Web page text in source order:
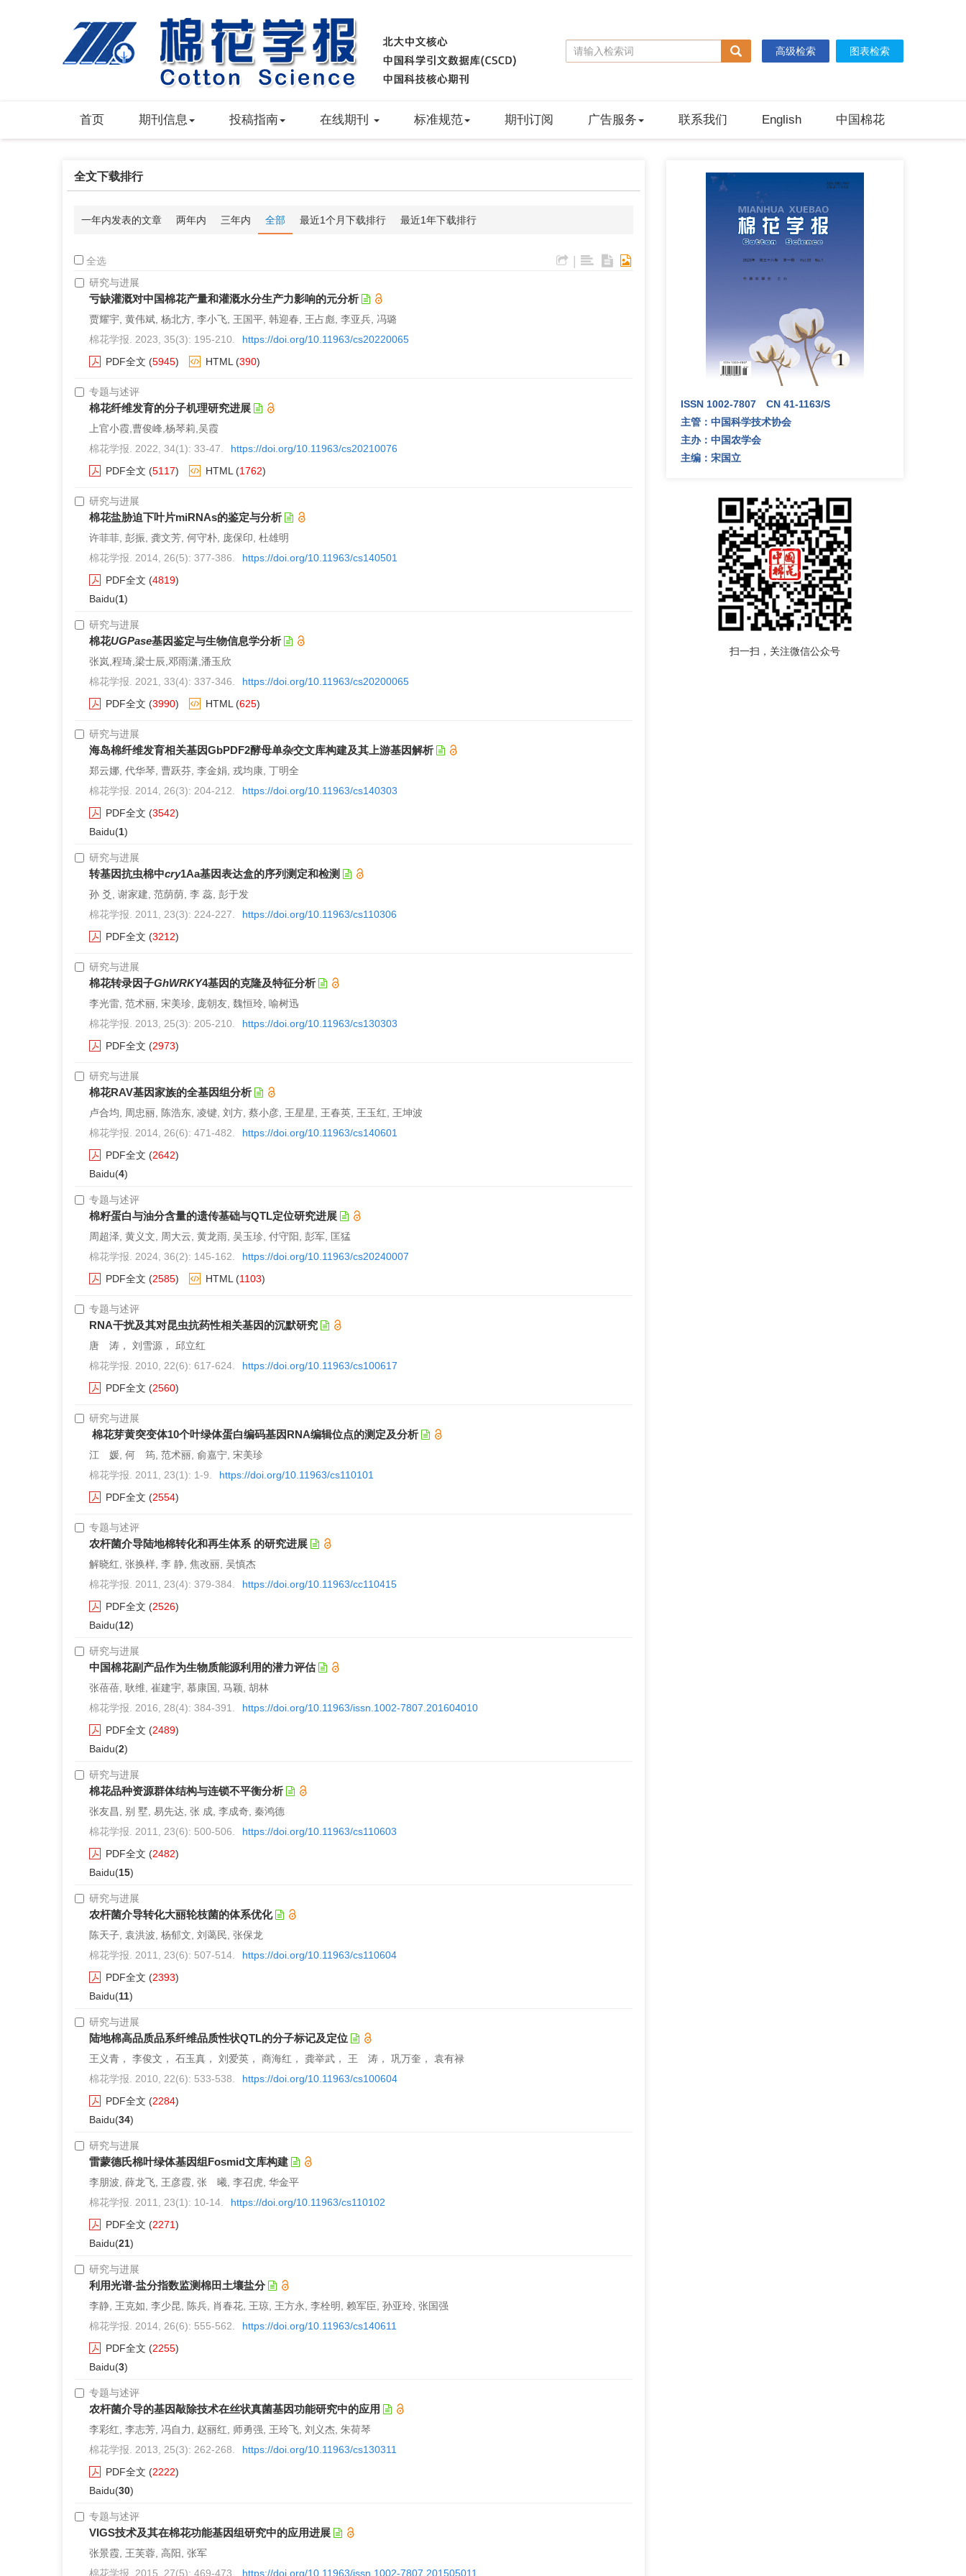
图表检索
高级检索
首页 期刊信息 投稿指南 在线期刊 标准规范 期刊订阅 广告服务 联系我们 English 中国棉花
全文下载排行
一年内发表的文章 两年内 三年内 全部 最近1个月下载排行 最近1年下载排行
全选
研究与进展
亏缺灌溉对中国棉花产量和灌溉水分生产力影响的元分析
贾耀宇, 黄伟斌, 杨北方, 李小飞, 王国平, 韩迎春, 王占彪, 李亚兵, 冯璐
棉花学报. 2023, 35(3): 195-210.
https://doi.org/10.11963/cs20220065
PDF全文 (5945) HTML (390)
专题与述评
棉花纤维发育的分子机理研究进展
上官小霞,曹俊峰,杨琴莉,吴霞
棉花学报. 2022, 34(1): 33-47.
https://doi.org/10.11963/cs20210076
PDF全文 (5117) HTML (1762)
研究与进展
棉花盐胁迫下叶片miRNAs的鉴定与分析
许菲菲, 彭振, 龚文芳, 何守朴, 庞保印, 杜雄明
棉花学报. 2014, 26(5): 377-386.
https://doi.org/10.11963/cs140501
PDF全文 (4819)
Baidu(1)
研究与进展
棉花UGPase基因鉴定与生物信息学分析
张岚,程琦,梁士辰,邓雨潇,潘玉欣
棉花学报. 2021, 33(4): 337-346.
https://doi.org/10.11963/cs20200065
PDF全文 (3990) HTML (625)
研究与进展
海岛棉纤维发育相关基因GbPDF2酵母单杂交文库构建及其上游基因解析
郑云娜, 代华琴, 曹跃芬, 李金娟, 戎均康, 丁明全
棉花学报. 2014, 26(3): 204-212.
https://doi.org/10.11963/cs140303
PDF全文 (3542)
Baidu(1)
研究与进展
转基因抗虫棉中cry1Aa基因表达盒的序列测定和检测
孙 爻, 谢家建, 范荫荫, 李 蕊, 彭于发
棉花学报. 2011, 23(3): 224-227.
https://doi.org/10.11963/cs110306
PDF全文 (3212)
研究与进展
棉花转录因子GhWRKY4基因的克隆及特征分析
李光雷, 范术丽, 宋美珍, 庞朝友, 魏恒玲, 喻树迅
棉花学报. 2013, 25(3): 205-210.
https://doi.org/10.11963/cs130303
PDF全文 (2973)
研究与进展
棉花RAV基因家族的全基因组分析
卢合均, 周忠丽, 陈浩东, 凌键, 刘方, 蔡小彦, 王星星, 王春英, 王玉红, 王坤波
棉花学报. 2014, 26(6): 471-482.
https://doi.org/10.11963/cs140601
PDF全文 (2642)
Baidu(4)
专题与述评
棉籽蛋白与油分含量的遗传基础与QTL定位研究进展
周超泽, 黄义文, 周大云, 黄龙雨, 吴玉珍, 付守阳, 彭军, 匡猛
棉花学报. 2024, 36(2): 145-162.
https://doi.org/10.11963/cs20240007
PDF全文 (2585) HTML (1103)
专题与述评
RNA干扰及其对昆虫抗药性相关基因的沉默研究
唐 涛， 刘雪源， 邱立红
棉花学报. 2010, 22(6): 617-624.
https://doi.org/10.11963/cs100617
PDF全文 (2560)
研究与进展
棉花芽黄突变体10个叶绿体蛋白编码基因RNA编辑位点的测定及分析
江 媛, 何 筠, 范术丽, 俞嘉宁, 宋美珍
棉花学报. 2011, 23(1): 1-9.
https://doi.org/10.11963/cs110101
PDF全文 (2554)
专题与述评
农杆菌介导陆地棉转化和再生体系 的研究进展
解晓红, 张换样, 李 静, 焦改丽, 吴慎杰
棉花学报. 2011, 23(4): 379-384.
https://doi.org/10.11963/cc110415
PDF全文 (2526)
Baidu(12)
研究与进展
中国棉花副产品作为生物质能源利用的潜力评估
张蓓蓓, 耿维, 崔建宇, 慕康国, 马颖, 胡林
棉花学报. 2016, 28(4): 384-391.
https://doi.org/10.11963/issn.1002-7807.201604010
PDF全文 (2489)
Baidu(2)
研究与进展
棉花品种资源群体结构与连锁不平衡分析
张友昌, 别 墅, 易先达, 张 成, 李成奇, 秦鸿德
棉花学报. 2011, 23(6): 500-506.
https://doi.org/10.11963/cs110603
PDF全文 (2482)
Baidu(15)
研究与进展
农杆菌介导转化大丽轮枝菌的体系优化
陈天子, 袁洪波, 杨郁文, 刘蔼民, 张保龙
棉花学报. 2011, 23(6): 507-514.
https://doi.org/10.11963/cs110604
PDF全文 (2393)
Baidu(11)
研究与进展
陆地棉高品质品系纤维品质性状QTL的分子标记及定位
王义青， 李俊文， 石玉真， 刘爱英， 商海红， 龚举武， 王 涛， 巩万奎， 袁有禄
棉花学报. 2010, 22(6): 533-538.
https://doi.org/10.11963/cs100604
PDF全文 (2284)
Baidu(34)
研究与进展
雷蒙德氏棉叶绿体基因组Fosmid文库构建
李朋波, 薛龙飞, 王彦霞, 张 曦, 李召虎, 华金平
棉花学报. 2011, 23(1): 10-14.
https://doi.org/10.11963/cs110102
PDF全文 (2271)
Baidu(21)
研究与进展
利用光谱-盐分指数监测棉田土壤盐分
李静, 王克如, 李少昆, 陈兵, 肖春花, 王琼, 王方永, 李栓明, 赖军臣, 孙亚玲, 张国强
棉花学报. 2014, 26(6): 555-562.
https://doi.org/10.11963/cs140611
PDF全文 (2255)
Baidu(3)
专题与述评
农杆菌介导的基因敲除技术在丝状真菌基因功能研究中的应用
李彩红, 李志芳, 冯自力, 赵丽红, 师勇强, 王玲飞, 刘义杰, 朱荷琴
棉花学报. 2013, 25(3): 262-268.
https://doi.org/10.11963/cs130311
PDF全文 (2222)
Baidu(30)
专题与述评
VIGS技术及其在棉花功能基因组研究中的应用进展
张景霞, 王芙蓉, 高阳, 张军
棉花学报. 2015, 27(5): 469-473.
https://doi.org/10.11963/issn.1002-7807.201505011
ISSN 1002-7807 CN 41-1163/S
主管：中国科学技术协会
主办：中国农学会
主编：宋国立
扫一扫，关注微信公众号